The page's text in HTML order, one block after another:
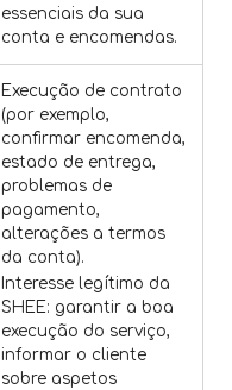
essenciais da sua
conta e encomendas.
Execução de contrato
(por exemplo,
confirmar encomenda,
estado de entrega,
problemas de
pagamento,
alterações a termos
da conta).
Interesse legítimo da
SHEE: garantir a boa
execução do serviço,
informar o cliente
sobre aspetos